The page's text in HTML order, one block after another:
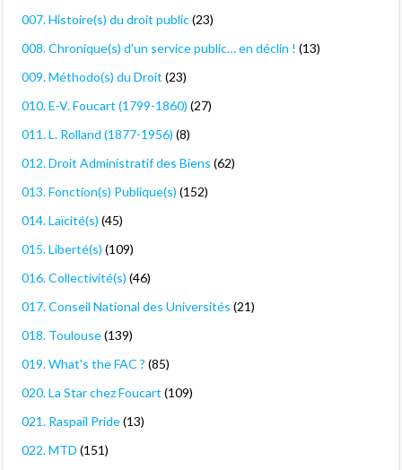
007. Histoire(s) du droit public(23)
008. Chronique(s) d'un service public… en déclin ! (13)
009. Méthodo(s) du Droit (23)
010. E-V. Foucart (1799-1860) (27)
011. L. Rolland (1877-1956) (8)
012. Droit Administratif des Biens (62)
013. Fonction(s) Publique(s) (152)
014. Laïcité(s) (45)
015. Liberté(s) (109)
016. Collectivité(s) (46)
017. Conseil National des Universités (21)
018. Toulouse(139)
019. What's the FAC ? (85)
020. La Star chez Foucart (109)
021. Raspail Pride(13)
022. MTD (151)